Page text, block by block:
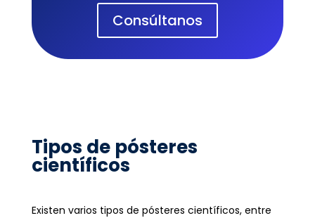
Consúltanos
Tipos de pósteres
científicos
Existen varios tipos de pósteres científicos, entre